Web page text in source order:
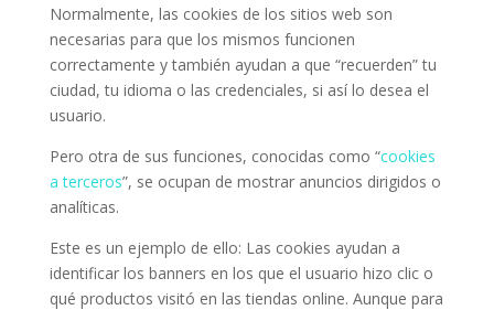
Normalmente, las cookies de los sitios web son
necesarias para que los mismos funcionen
correctamente y también ayudan a que “recuerden” tu
ciudad, tu idioma o las credenciales, si así lo desea el
usuario.
Pero otra de sus funciones, conocidas como “cookies
a terceros”, se ocupan de mostrar anuncios dirigidos o
analíticas.
Este es un ejemplo de ello: Las cookies ayudan a
identificar los banners en los que el usuario hizo clic o
qué productos visitó en las tiendas online. Aunque para